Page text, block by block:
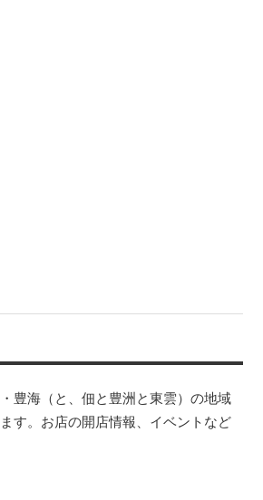
豊海（と、佃と豊洲と東雲）の地域
す。お店の開店情報、イベントなど